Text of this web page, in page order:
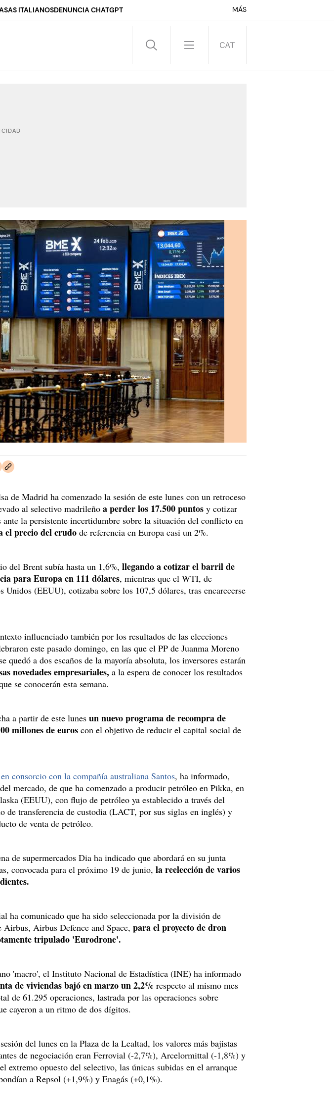
ITALIANOSDENUNCIA CHATGPT MÁS
de Madrid ha comenzado la sesión de este lunes con un retroceso
al selectivo madrileño a perder los 17.500 puntos y cotizar
ante la persistente incertidumbre sobre la situación del conflicto en
el precio del crudo de referencia en Europa casi un 2%.
del Brent subía hasta un 1,6%, llegando a cotizar el barril de
para Europa en 111 dólares, mientras que el WTI, de
Unidos (EEUU), cotizaba sobre los 107,5 dólares, tras encarecerse
influenciado también por los resultados de las elecciones
este pasado domingo, en las que el PP de Juanma Moreno
quedó a dos escaños de la mayoría absoluta, los inversores estarán
novedades empresariales, a la espera de conocer los resultados
se conocerán esta semana.
a partir de este lunes un nuevo programa de recompra de
millones de euros con el objetivo de reducir el capital social de
consorcio con la compañía australiana Santos, ha informado,
mercado, de que ha comenzado a producir petróleo en Pikka, en
(EEUU), con flujo de petróleo ya establecido a través del
de transferencia de custodia (LACT, por sus siglas en inglés) y
de venta de petróleo.
de supermercados Dia ha indicado que abordará en su junta
convocada para el próximo 19 de junio, la reelección de varios
ha comunicado que ha sido seleccionada por la división de
Airbus, Airbus Defence and Space, para el proyecto de dron
tripulado 'Eurodrone'.
'macro', el Instituto Nacional de Estadística (INE) ha informado
de viviendas bajó en marzo un 2,2% respecto al mismo mes
de 61.295 operaciones, lastrada por las operaciones sobre
cayeron a un ritmo de dos dígitos.
del lunes en la Plaza de la Lealtad, los valores más bajistas
de negociación eran Ferrovial (-2,7%), Arcelormittal (-1,8%) y
extremo opuesto del selectivo, las únicas subidas en el arranque
a Repsol (+1,9%) y Enagás (+0,1%).